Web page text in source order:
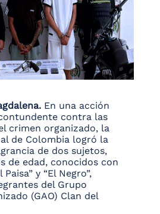
En una acción
contra las
crimen organizado, la
de Colombia logró la
de dos sujetos,
de edad, conocidos con
y “El Negro”,
del Grupo
(GAO) Clan del